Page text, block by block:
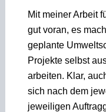
Mit meiner Arbeit
gut voran, es
geplante
Projekte selbst
arbeiten. Klar,
sich nach dem
jeweiligen